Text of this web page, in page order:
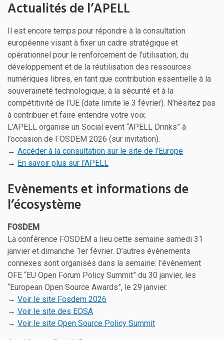
Actualités de l’APELL
Il est encore temps pour répondre à la consultation
européenne visant à fixer un cadre stratégique et
opérationnel pour le renforcement de l’utilisation, du
développement et de la réutilisation des ressources
numériques libres, en tant que contribution essentielle à la
souveraineté technologique, à la sécurité et à la
compétitivité de l’UE (date limite le 3 février). N’hésitez pas
à contribuer et faire entendre votre voix.
L’APELL organise un Social event “APELL Drinks” à
l’occasion de FOSDEM 2026 (sur invitation).
→ Accéder à la consultation sur le site de l’Europe
→ En savoir plus sur l’APELL
Evènements et informations de
l’écosystème
FOSDEM
La conférence FOSDEM a lieu cette semaine samedi 31
janvier et dimanche 1er février. D’autres évènements
connexes sont organisés dans la semaine: l’évènement
OFE “EU Open Forum Policy Summit” du 30 janvier, les
“European Open Source Awards”, le 29 janvier.
→ Voir le site Fosdem 2026
→ Voir le site des EOSA
→ Voir le site Open Source Policy Summit